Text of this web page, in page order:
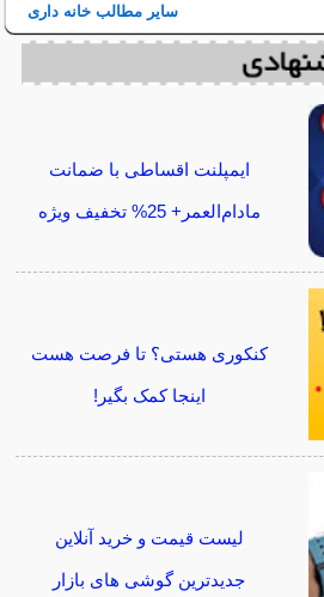
سایر مطالب خانه داری
ایمپلنت اقساطی با ضمانت
مادام‌العمر+ 25% تخفیف ویژه
کنکوری هستی؟ تا فرصت هست
اینجا کمک بگیر!
لیست قیمت و خرید آنلاین
جدیدترین گوشی های بازار